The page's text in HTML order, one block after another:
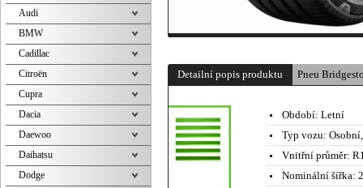
Detailní popis produktu Pneu
Období: Letní
Typ vozu:
Vnitřní průměr:
Nominální šířka:
Audi
BMW
Cadillac
Citroën
Cupra
Dacia
Daewoo
Daihatsu
Dodge